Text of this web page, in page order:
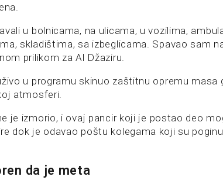
u bolnicama, na ulicama, u vozilima,
skladištima, sa izbeglicama. Spavao sam
prilikom za Al Džaziru.
u programu skinuo zaštitnu opremu masa
atmosferi.
je izmorio, i ovaj pancir koji je postao deo
dok je odavao poštu kolegama koji su
da je meta